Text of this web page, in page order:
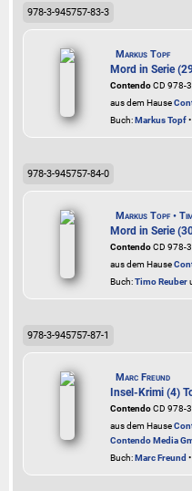
978-3-945757-83-3
Markus Topf
Mord in Serie
ContendoCD 978-
aus dem Hause
Buch:Markus Topf
978-3-945757-84-0
Markus Topf •
Mord in Serie
ContendoCD 978-
aus dem Hause
Buch:Timo Reuber
978-3-945757-87-1
Marc Freund
Insel-Krimi (4)
ContendoCD 978-
aus dem Hause
Contendo Media
Buch:Marc Freund